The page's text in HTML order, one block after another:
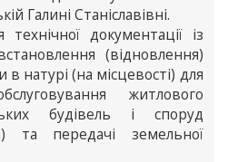
Галині Станіславівні.
документації із
(відновлення)
натурі (на місцевості) для
житлового
будівель і споруд
та передачі земельної